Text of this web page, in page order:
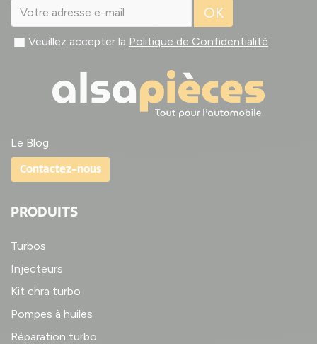
OK
Veuillez accepter la Politique de Confidentialité
Le Blog
Contactez-nous
PRODUITS
Turbos
Injecteurs
Kit chra turbo
Pompes à huiles
Réparation turbo